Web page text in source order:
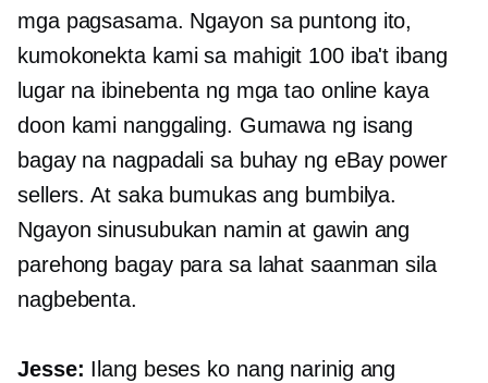
mga pagsasama. Ngayon sa puntong ito,
kumokonekta kami sa mahigit 100 iba't ibang
lugar na ibinebenta ng mga tao online kaya
doon kami nanggaling. Gumawa ng isang
bagay na nagpadali sa buhay ng eBay power
sellers. At saka bumukas ang bumbilya.
Ngayon sinusubukan namin at gawin ang
parehong bagay para sa lahat saanman sila
nagbebenta.
Jesse: Ilang beses ko nang narinig ang